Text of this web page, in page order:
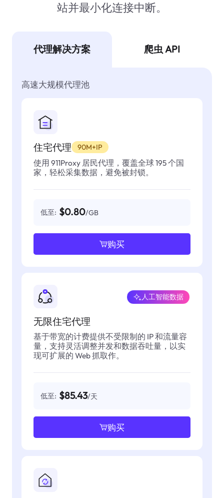
站并最小化连接中断。
代理解决方案 爬虫 API
高速大规模代理池
住宅代理 90M+IP
使用 911Proxy 居民代理，覆盖全球 195 个国
家，轻松采集数据，避免被封锁。
低至: $0.80/GB
购买
无限住宅代理
人工智能数据
基于带宽的计费提供不受限制的 IP 和流量容
量，支持灵活调整并发和数据吞吐量，以实
现可扩展的 Web 抓取作。
低至: $85.43/天
购买